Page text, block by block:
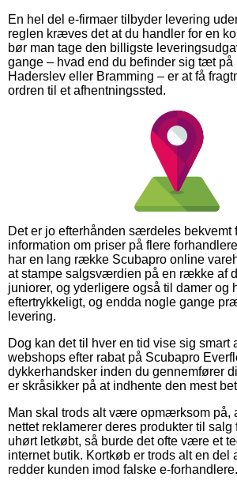
En hel del e-firmaer tilbyder levering
reglen kræves det at du handler for en
bør man tage den billigste
gange – hvad end du befinder sig tæt på
Haderslev eller Bramming – er at få
ordren til et afhentningssted.
Det er jo efterhånden særdeles bekvemt
information om priser på flere
har en lang række Scubapro online
at stampe salgsværdien på en række af
juniorer, og yderligere også til damer og
eftertrykkeligt, og endda nogle gange
levering.
Dog kan det til hver en tid vise sig smart
webshops efter rabat på Scubapro
dykkerhandsker inden du gennemfører
er skråsikker på at indhente den mest
Man skal trods alt være opmærksom på,
nettet reklamerer deres produkter til salg
uhørt letkøbt, så burde det ofte være et
internet butik. Kortkøb er trods alt en del
redder kunden imod falske e-forhandlere.